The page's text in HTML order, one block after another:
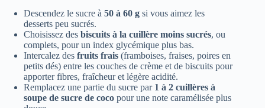
Descendez le sucre à 50 à 60 g si vous aimez les
desserts peu sucrés.
Choisissez des biscuits à la cuillère moins sucrés, ou
complets, pour un index glycémique plus bas.
Intercalez des fruits frais (framboises, fraises, poires en
petits dés) entre les couches de crème et de biscuits pour
apporter fibres, fraîcheur et légère acidité.
Remplacez une partie du sucre par 1 à 2 cuillères à
soupe de sucre de coco pour une note caramélisée plus